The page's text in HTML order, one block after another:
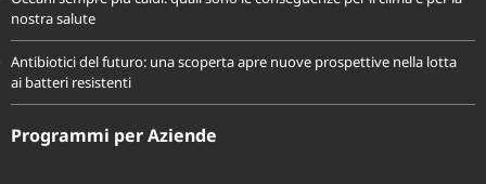
Oceani sempre più caldi: quali sono le conseguenze per il clima e per la
Antibiotici del futuro: una scoperta apre nuove prospettive nella lotta
Programmi per Aziende